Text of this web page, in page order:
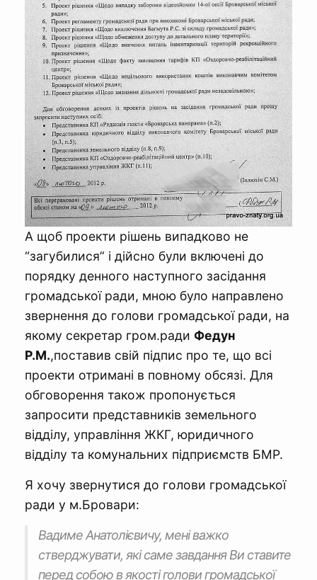
А щоб проекти рішень випадково не
“загубилися” і дійсно були включені до
порядку денного наступного засідання
громадської ради, мною було направлено
звернення до голови громадської ради, на
якому секретар гром.ради Федун
Р.М.,поставив свій підпис про те, що всі
проекти отримані в повному обсязі. Для
обговорення також пропонується
запросити представників земельного
відділу, управління ЖКГ, юридичного
відділу та комунальних підприємств БМР.
Я хочу звернутися до голови громадської
ради у м.Бровари:
Вадиме Анатолієвичу, мені важко
стверджувати, які саме завдання Ви ставите
перед собою в якості голови громадської